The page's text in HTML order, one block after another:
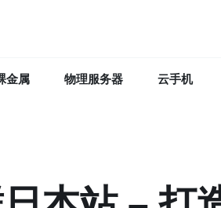
金属 物理服务器 云手机